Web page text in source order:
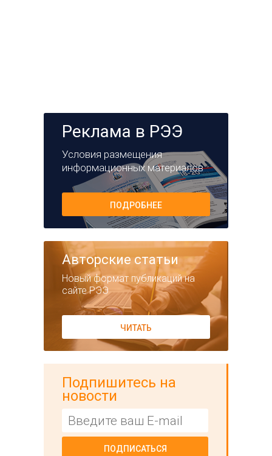
Реклама в РЭЭ
Условия размещения
информационных материалов
ПОДРОБНЕЕ
Авторские статьи
Новый формат публикаций на
сайте РЭЭ
ЧИТАТЬ
Подпишитесь на
новости
ПОДПИСАТЬСЯ